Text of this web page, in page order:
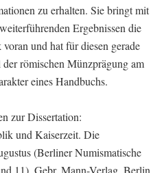
zu erhalten. Sie bringt mit
Ergebnissen die
und hat für diesen gerade
römischen Münzprägung am
eines Handbuchs.
zur Dissertation:
und Kaiserzeit. Die
(Berliner Numismatische
11), Gebr. Mann-Verlag, Berlin